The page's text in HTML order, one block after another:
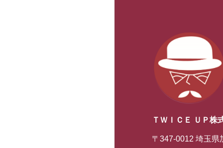
ＴＷＩＣＥ ＵＰ株
〒347-0012 埼玉県